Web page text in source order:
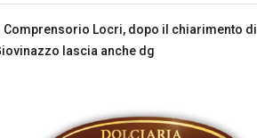
Comprensorio Locri, dopo il chiarimento di
lascia anche dg